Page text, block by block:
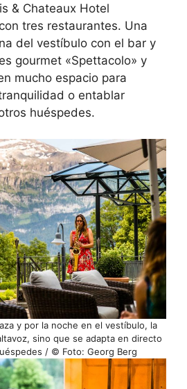
& Chateaux Hotel
tres restaurantes. Una
del vestíbulo con el bar y
gourmet «Spettacolo» y
mucho espacio para
o entablar
huéspedes.
y por la noche en el vestíbulo, la
sino que se adapta en directo
/ © Foto: Georg Berg